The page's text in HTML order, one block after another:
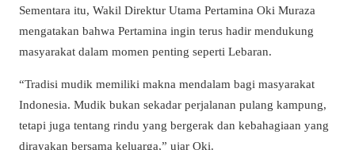
Sementara itu, Wakil Direktur Utama Pertamina Oki Muraza
mengatakan bahwa Pertamina ingin terus hadir mendukung
masyarakat dalam momen penting seperti Lebaran.
“Tradisi mudik memiliki makna mendalam bagi masyarakat
Indonesia. Mudik bukan sekadar perjalanan pulang kampung,
tetapi juga tentang rindu yang bergerak dan kebahagiaan yang
dirayakan bersama keluarga,” ujar Oki.